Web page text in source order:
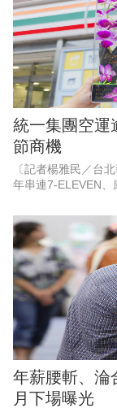
統一集團空運
節商機
〔記者楊雅民／台
年串連7-ELEVEN、
牌，空
年薪腰斬、淪
月下場曝光